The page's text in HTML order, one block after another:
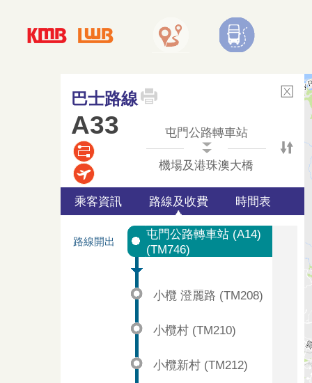
巴士路線
A33 屯門公路轉車站
機場及港珠澳大橋
乘客資訊 路線及收費 時間表
路線開出
屯門公路轉車站 (A14)
(TM746)
小欖 澄麗路 (TM208)
小欖村 (TM210)
小欖新村 (TM212)